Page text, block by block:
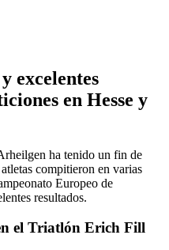
excelentes
en Hesse y
ha tenido un fin de
compitieron en varias
Europeo de
resultados.
el Triatlón Erich Fill